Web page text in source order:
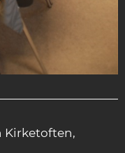
Kirketoften,